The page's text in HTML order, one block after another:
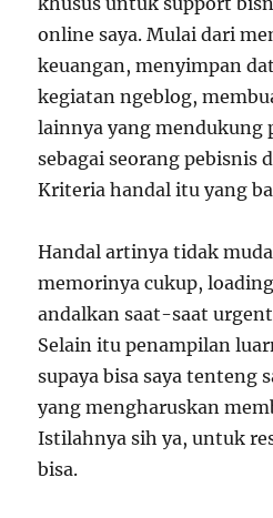
online saya. Mulai dari
keuangan, menyimpan
kegiatan ngeblog,
lainnya yang mendukung
sebagai seorang pebisnis
Kriteria handal itu yang
Handal artinya tidak
memorinya cukup,
andalkan saat-saat
Selain itu penampilan
supaya bisa saya tenteng
yang mengharuskan
Istilahnya sih ya, untuk
bisa.